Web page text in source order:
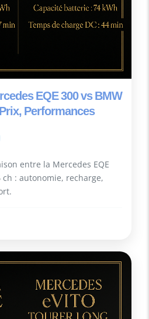
EQE 300 vs BMW
Performances
entre la Mercedes EQE
ch : autonomie, recharge,